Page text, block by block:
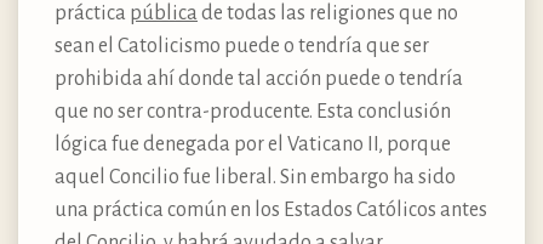
práctica pública de todas las religiones que no
sean el Catolicismo puede o tendría que ser
prohibida ahí donde tal acción puede o tendría
que no ser contra-producente. Esta conclusión
lógica fue denegada por el Vaticano II, porque
aquel Concilio fue liberal. Sin embargo ha sido
una práctica común en los Estados Católicos antes